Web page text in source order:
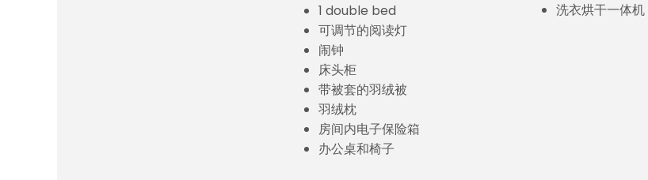
1 double bed
可调节的阅读灯
闹钟
床头柜
带被套的羽绒被
羽绒枕
房间内电子保险箱
办公桌和椅子
洗衣烘干一体机